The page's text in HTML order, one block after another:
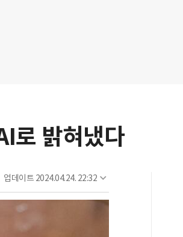
로 밝혀냈다
업데이트 2024.04.24. 22:32